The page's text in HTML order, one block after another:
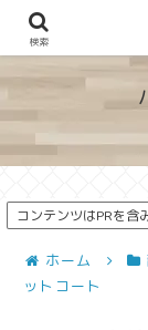
地図から
コンテンツはPRを含
ホーム
ットコート
検索